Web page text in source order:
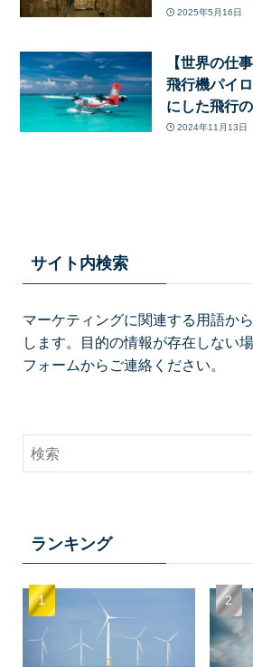
2025年5月16日
【世界の仕
飛行機パイ
にした飛行
2024年11月13日
サイト内検索
マーケティングに関連する用語か
します。目的の情報が存在しない
フォームからご連絡ください。
ランキング